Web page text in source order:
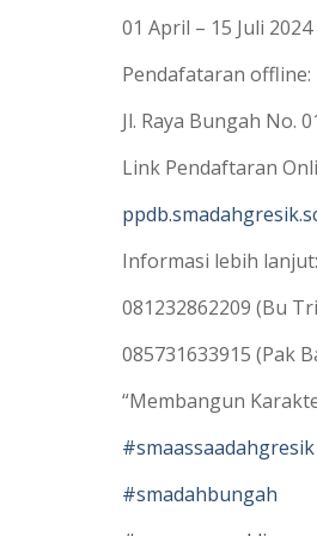
01 April – 15 Juli 2024
Pendafataran offline:
Jl. Raya Bungah No.
Link Pendaftaran
Informasi lebih lanjut:
081232862209 (Bu
085731633915 (Pak
“Membangun
#smaassaadahgresik
#smadahbungah